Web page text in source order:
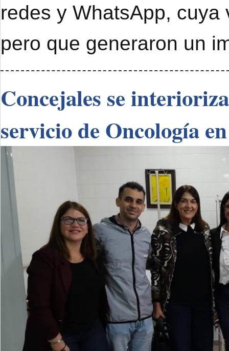
redes y WhatsApp,
pero que generaron un
Concejales se
servicio de Oncología